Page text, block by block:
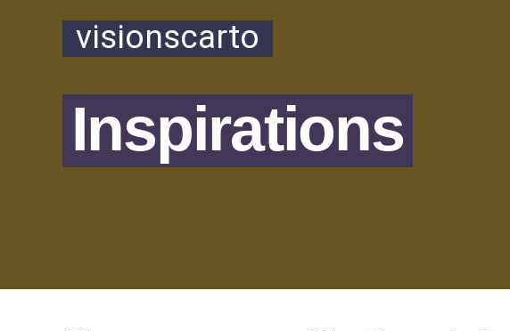
visionscarto
Inspirations